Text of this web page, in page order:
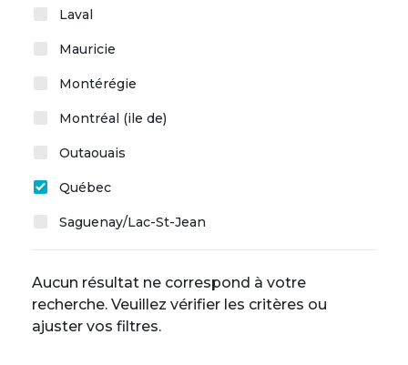
Laval
Mauricie
Montérégie
Montréal (ile de)
Outaouais
Québec
Saguenay/Lac-St-Jean
Aucun résultat ne correspond à votre
recherche. Veuillez vérifier les critères ou
ajuster vos filtres.